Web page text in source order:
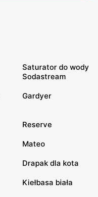
Saturator do wody
Sodastream
Gardyer
Reserve
Mateo
Drapak dla kota
Kiełbasa biała